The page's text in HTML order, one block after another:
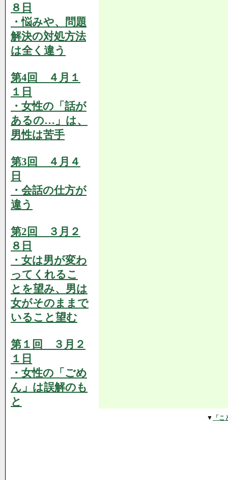
８日
・悩みや、問題
解決の対処方法
は全く違う
第4回 ４月１
１日
・女性の「話が
あるの…」は、
男性は苦手
第3回 ４月４
日
・会話の仕方が
違う
第2回 ３月２
８日
・女は男が変わ
ってくれるこ
とを望み、男は
女がそのままで
いること望む
第１回 ３月２
１日
・女性の「ごめ
ん」は誤解のも
と
▼ 「